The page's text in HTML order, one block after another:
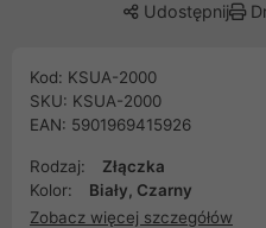
Udostępnij
Kod: KSUA-2000
SKU: KSUA-2000
EAN: 5901969415926
Rodzaj:
Złączka
Kolor:
Biały, Czarny
Zobacz więcej szczegółów